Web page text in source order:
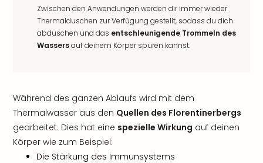
Zwischen den Anwendungen werden dir immer wieder
Thermalduschen zur Verfügung gestellt, sodass du dich
abduschen und das entschleunigende Trommeln des
Wassersauf deinem Körper spüren kannst.
Während des ganzen Ablaufs wird mit dem
Thermalwasser aus den Quellen des Florentinerbergs
gearbeitet. Dies hat eine spezielle Wirkung auf deinen
Körper wie zum Beispiel:
Die Stärkung des Immunsystems